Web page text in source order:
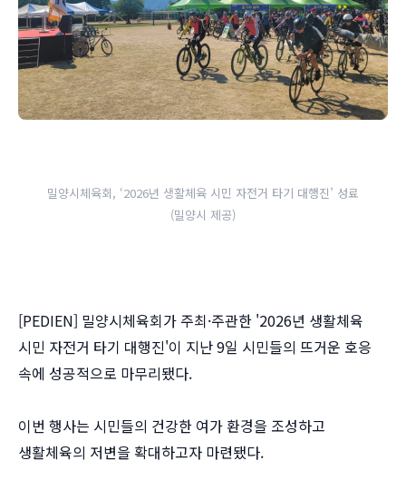
밀양시체육회, ‘2026년 생활체육 시민 자전거 타기 대행진’ 성료
(밀양시 제공)
[PEDIEN] 밀양시체육회가 주최·주관한 '2026년 생활체육
시민 자전거 타기 대행진'이 지난 9일 시민들의 뜨거운 호응
속에 성공적으로 마무리됐다.
이번 행사는 시민들의 건강한 여가 환경을 조성하고
생활체육의 저변을 확대하고자 마련됐다.